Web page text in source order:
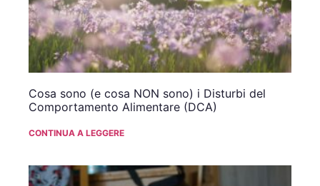
Cosa sono (e cosa NON sono) i Disturbi del
Comportamento Alimentare (DCA)
CONTINUA A LEGGERE